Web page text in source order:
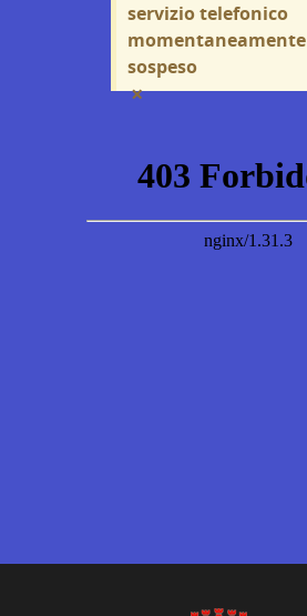
servizio telefonico
momentaneamente
sospeso
×